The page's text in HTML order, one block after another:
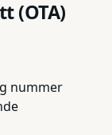
(OTA)
nummer